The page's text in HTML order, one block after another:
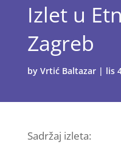
Izlet u
Zagreb
by Vrtić Baltazar| lis
Sadržaj izleta: